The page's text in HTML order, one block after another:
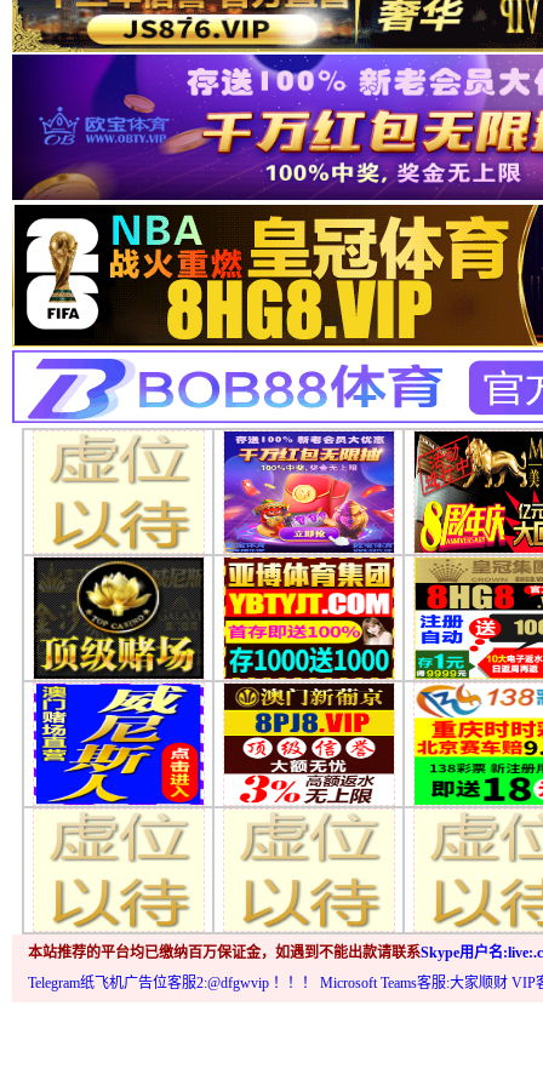
本站推荐的平台均已缴纳百万保证金，如遇到不能出款请联系Skype用户名
Telegram纸飞机广告位客服2:@dfgwvip ！！！ Microsoft Teams客服:大家顺财 VIP